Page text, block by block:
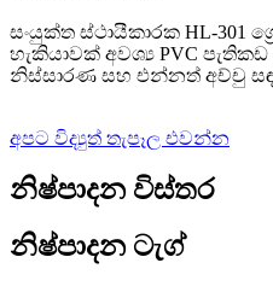
සංයුක්ත ස්ථායීකාරක HL-301
හැකියාවක් අවශ්‍ය PVC
නිස්සාරණ සහ එන්නත් අච්චු
අපට විද්‍යුත් තැපෑල එවන්න
නිෂ්පාදන විස්තර
නිෂ්පාදන ටැග්